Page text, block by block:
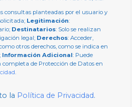
consultas planteadas por el usuario y
Legitimación:
Destinatarios: Solo se realizan
legal; Derechos: Acceder,
otros derechos, como se indica en
Información Adicional: Puede
de Protección de Datos en
la Política de Privacidad.